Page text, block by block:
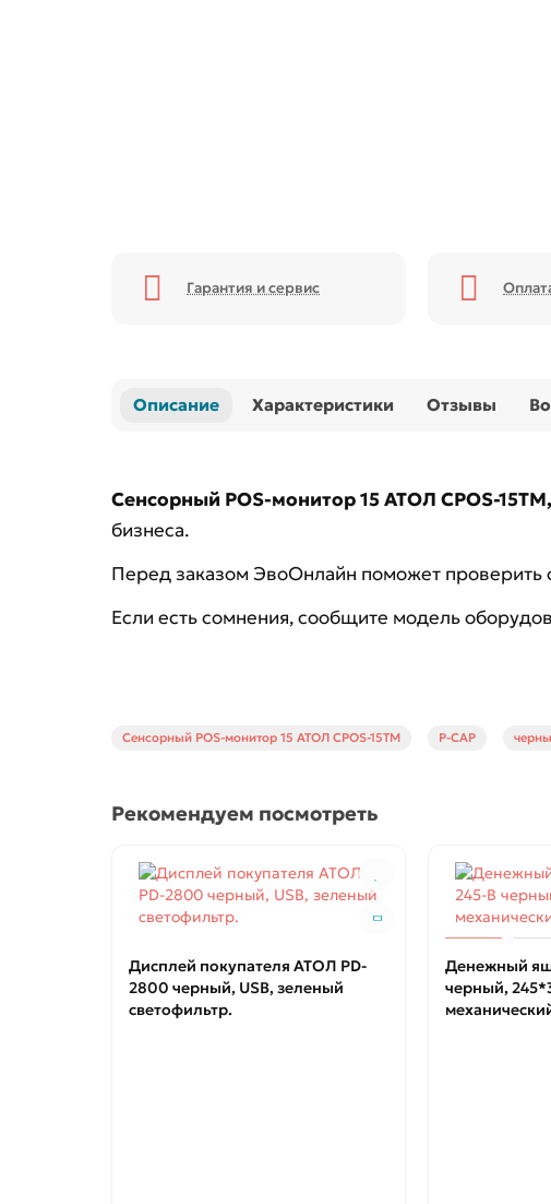
Гарантия и сервис
Описание Характеристики Отзывы
Сенсорный POS-монитор 15 АТОЛ CPOS-
бизнеса.
Перед заказом ЭвоОнлайн поможет проверить
Если есть сомнения, сообщите модель
Сенсорный POS-монитор 15 АТОЛ CPOS-15TM P-CAP
Рекомендуем посмотреть
Дисплей покупателя АТОЛ PD-
2800 черный, USB, зеленый
светофильтр.
Денежный
черный,